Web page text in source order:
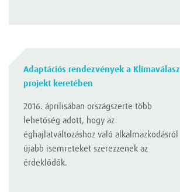
Adaptációs rendezvények a Klímaválasz
projekt keretében
2016. áprilisában országszerte több
lehetőség adott, hogy az
éghajlatváltozáshoz való alkalmazkodásról
újabb isemreteket szerezzenek az
érdeklődők.